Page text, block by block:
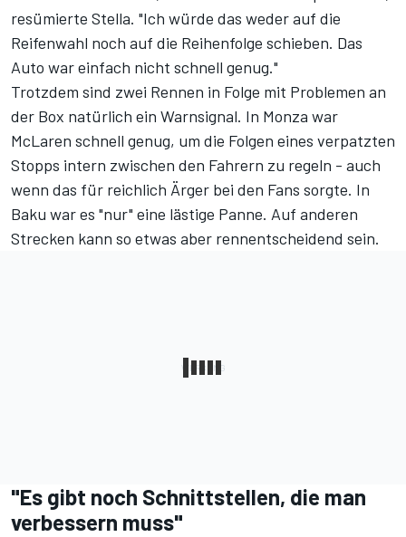
resümierte Stella. "Ich würde das weder auf die
Reifenwahl noch auf die Reihenfolge schieben. Das
Auto war einfach nicht schnell genug."
Trotzdem sind zwei Rennen in Folge mit Problemen an
der Box natürlich ein Warnsignal. In Monza war
McLaren schnell genug, um die Folgen eines verpatzten
Stopps intern zwischen den Fahrern zu regeln - auch
wenn das für reichlich Ärger bei den Fans sorgte. In
Baku war es "nur" eine lästige Panne. Auf anderen
Strecken kann so etwas aber rennentscheidend sein.
"Es gibt noch Schnittstellen, die man
verbessern muss"